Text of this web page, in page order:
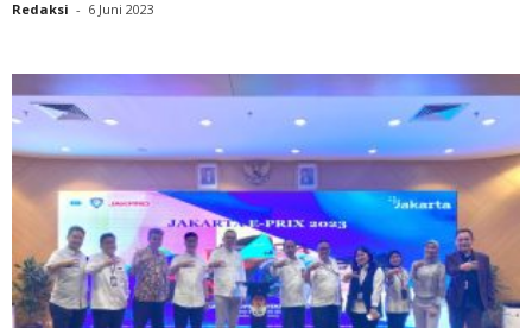
Redaksi - 6 Juni 2023